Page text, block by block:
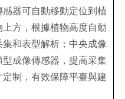
器可自動移動定位到植
方，根據植物高度自動
和表型解析；中央成像
成像傳感器，提高采集
制，有效保障平臺與建